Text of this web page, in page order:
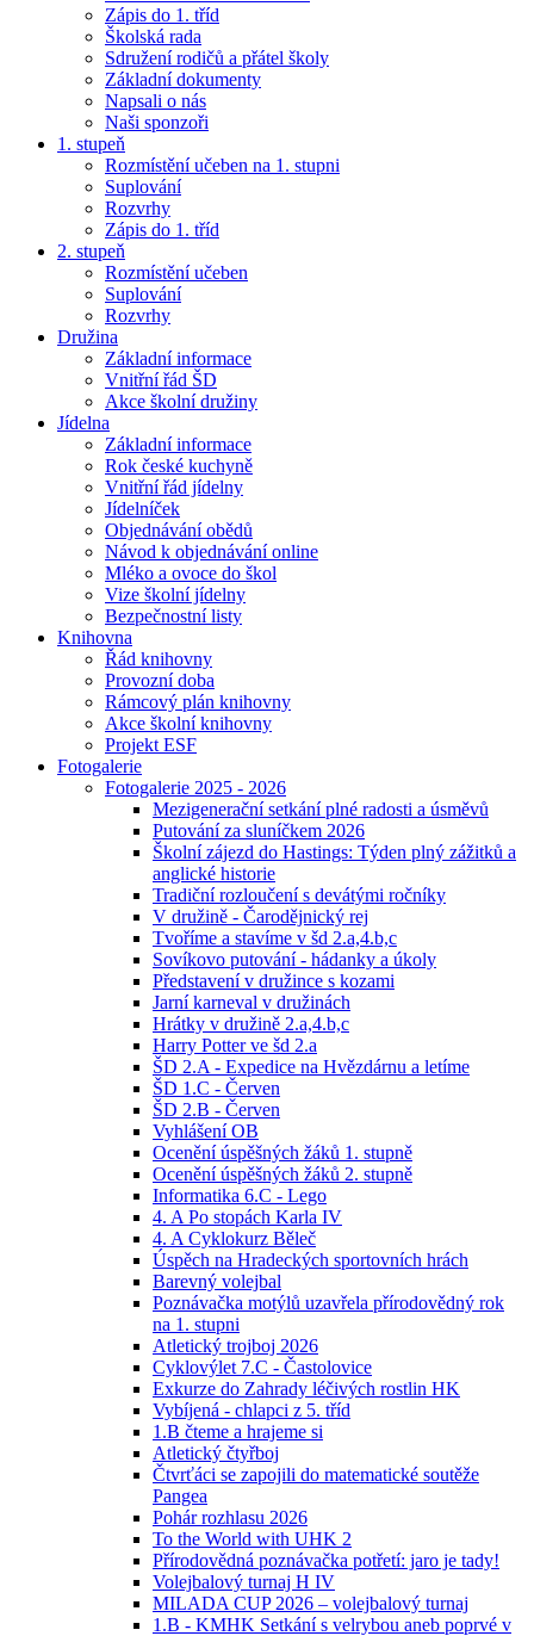
Zápis do 1. tříd
Školská rada
Sdružení rodičů a přátel školy
Základní dokumenty
Napsali o nás
Naši sponzoři
1. stupeň
Rozmístění učeben na 1. stupni
Suplování
Rozvrhy
Zápis do 1. tříd
2. stupeň
Rozmístění učeben
Suplování
Rozvrhy
Družina
Základní informace
Vnitřní řád ŠD
Akce školní družiny
Jídelna
Základní informace
Rok české kuchyně
Vnitřní řád jídelny
Jídelníček
Objednávání obědů
Návod k objednávání online
Mléko a ovoce do škol
Vize školní jídelny
Bezpečnostní listy
Knihovna
Řád knihovny
Provozní doba
Rámcový plán knihovny
Akce školní knihovny
Projekt ESF
Fotogalerie
Fotogalerie 2025 - 2026
Mezigenerační setkání plné radosti a úsměvů
Putování za sluníčkem 2026
Školní zájezd do Hastings: Týden plný zážitků a
anglické historie
Tradiční rozloučení s devátými ročníky
V družině - Čarodějnický rej
Tvoříme a stavíme v šd 2.a,4.b,c
Sovíkovo putování - hádanky a úkoly
Představení v družince s kozami
Jarní karneval v družinách
Hrátky v družině 2.a,4.b,c
Harry Potter ve šd 2.a
ŠD 2.A - Expedice na Hvězdárnu a letíme
ŠD 1.C - Červen
ŠD 2.B - Červen
Vyhlášení OB
Ocenění úspěšných žáků 1. stupně
Ocenění úspěšných žáků 2. stupně
Informatika 6.C - Lego
4. A Po stopách Karla IV
4. A Cyklokurz Běleč
Úspěch na Hradeckých sportovních hrách
Barevný volejbal
Poznávačka motýlů uzavřela přírodovědný rok
na 1. stupni
Atletický trojboj 2026
Cyklovýlet 7.C - Častolovice
Exkurze do Zahrady léčivých rostlin HK
Vybíjená - chlapci z 5. tříd
1.B čteme a hrajeme si
Atletický čtyřboj
Čtvrťáci se zapojili do matematické soutěže
Pangea
Pohár rozhlasu 2026
To the World with UHK 2
Přírodovědná poznávačka potřetí: jaro je tady!
Volejbalový turnaj H IV
MILADA CUP 2026 – volejbalový turnaj
1.B - KMHK Setkání s velrybou aneb poprvé v